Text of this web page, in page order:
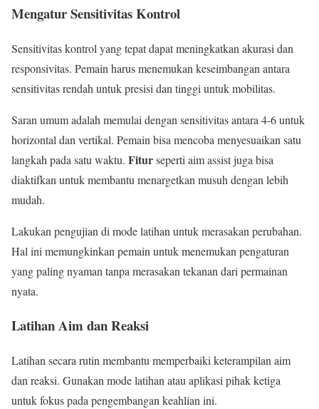
Mengatur Sensitivitas Kontrol
Sensitivitas kontrol yang tepat dapat meningkatkan akurasi dan
responsivitas. Pemain harus menemukan keseimbangan antara
sensitivitas rendah untuk presisi dan tinggi untuk mobilitas.
Saran umum adalah memulai dengan sensitivitas antara 4-6 untuk
horizontal dan vertikal. Pemain bisa mencoba menyesuaikan satu
langkah pada satu waktu. Fiturseperti aim assist juga bisa
diaktifkan untuk membantu menargetkan musuh dengan lebih
mudah.
Lakukan pengujian di mode latihan untuk merasakan perubahan.
Hal ini memungkinkan pemain untuk menemukan pengaturan
yang paling nyaman tanpa merasakan tekanan dari permainan
nyata.
Latihan Aim dan Reaksi
Latihan secara rutin membantu memperbaiki keterampilan aim
dan reaksi. Gunakan mode latihan atau aplikasi pihak ketiga
untuk fokus pada pengembangan keahlian ini.